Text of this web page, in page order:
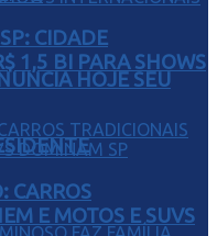
HOJE SEU
CIDADE
1,5 BI PARA SHOWS
CARROS
E MOTOS E SUVS